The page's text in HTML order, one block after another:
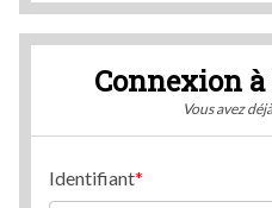
Connexion
Vous avez
Identifiant